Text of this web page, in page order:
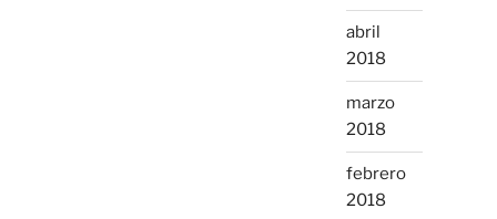
abril
2018
marzo
2018
febrero
2018